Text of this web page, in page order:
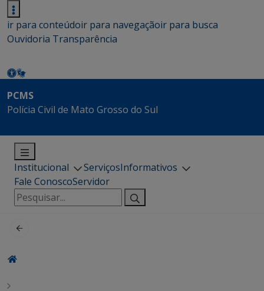
ir para conteúdoir para navegaçãoir para busca
Ouvidoria Transparência
PCMS
Polícia Civil de Mato Grosso do Sul
Institucional ServiçosInformativos
Fale ConoscoServidor
Pesquisar
por: